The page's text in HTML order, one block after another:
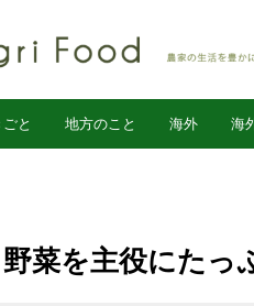
と 地方のこと 海外 海
菜を主役にたっ